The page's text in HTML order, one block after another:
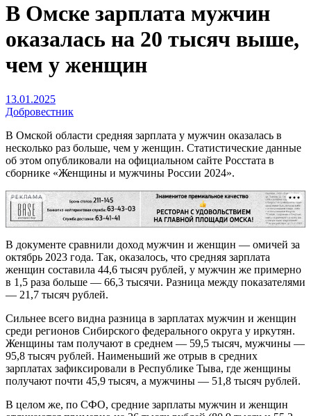
В Омске зарплата мужчин
оказалась на 20 тысяч выше,
чем у женщин
13.01.2025
Добровестник
В Омской области средняя зарплата у мужчин оказалась в
несколько раз больше, чем у женщин. Статистические данные
об этом опубликовали на официальном сайте Росстата в
сборнике «Женщины и мужчины России 2024».
РЕКЛАМА
В документе сравнили доход мужчин и женщин — омичей за
октябрь 2023 года. Так, оказалось, что средняя зарплата
женщин составила 44,6 тысяч рублей, у мужчин же примерно
в 1,5 раза больше — 66,3 тысячи. Разница между показателями
— 21,7 тысяч рублей.
Сильнее всего видна разница в зарплатах мужчин и женщин
среди регионов Сибирского федерального округа у иркутян.
Женщины там получают в среднем — 59,5 тысяч, мужчины —
95,8 тысяч рублей. Наименьший же отрыв в средних
зарплатах зафиксировали в Республике Тыва, где женщины
получают почти 45,9 тысяч, а мужчины — 51,8 тысяч рублей.
В целом же, по СФО, средние зарплаты мужчин и женщин